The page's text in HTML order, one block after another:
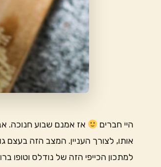
היי חברים אז אמנם שבוע חנוכה.
אותו, לצורך העניין. המצב הזה בעצם
למתכון הכייפי הזה של נודלס וטופו